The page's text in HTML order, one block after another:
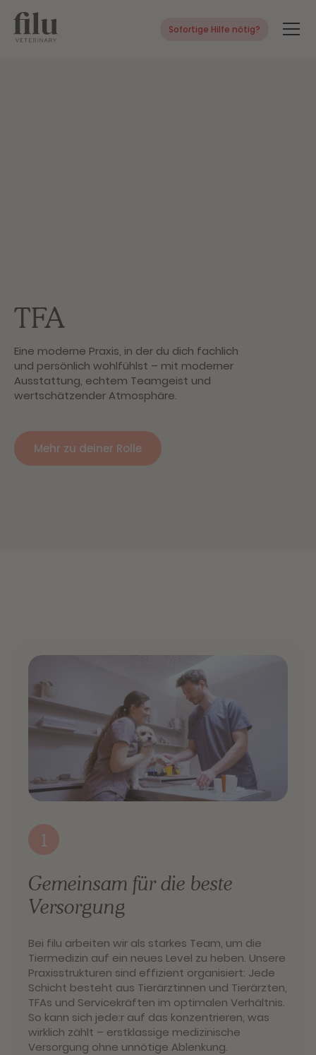
Sofortige Hilfe nötig?
TFA
Eine moderne Praxis, in der du dich fachlich
und persönlich wohlfühlst – mit moderner
Ausstattung, echtem Teamgeist und
wertschätzender Atmosphäre.
Mehr zu deiner Rolle
1
Gemeinsam für die beste
Versorgung
Bei filu arbeiten wir als starkes Team, um die
Tiermedizin auf ein neues Level zu heben. Unsere
Praxisstrukturen sind effizient organisiert: Jede
Schicht besteht aus Tierärztinnen und Tierärzten,
TFAs und Servicekräften im optimalen Verhältnis.
So kann sich jede:r auf das konzentrieren, was
wirklich zählt – erstklassige medizinische
Versorgung ohne unnötige Ablenkung.